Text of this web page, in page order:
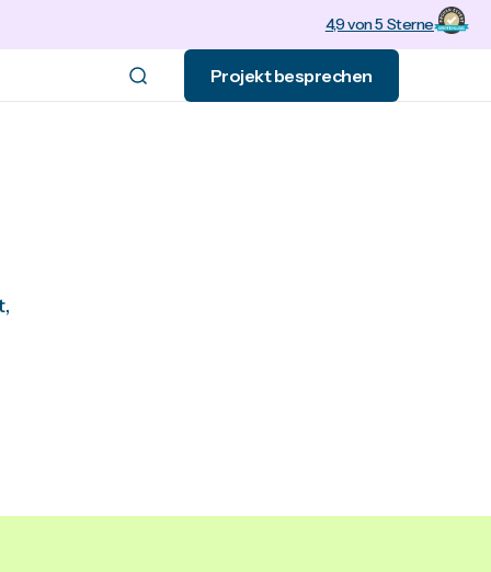
4,9 von 5 Sterne
Projekt besprechen